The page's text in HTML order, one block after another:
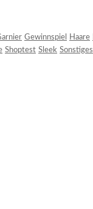
Gewinnspiel Haare
Shoptest Sleek Sonstiges